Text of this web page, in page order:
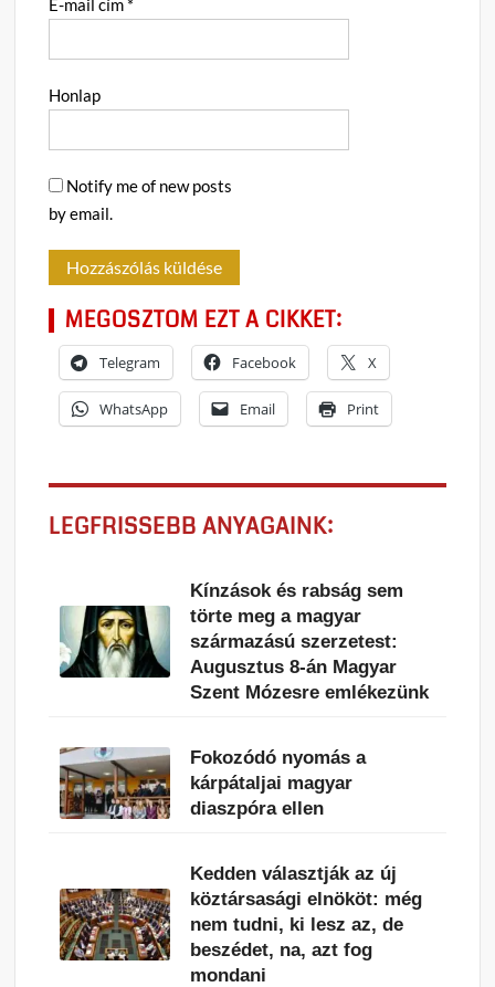
E-mail cím *
Honlap
Notify me of new posts
by email.
MEGOSZTOM EZT A CIKKET:
Telegram Facebook X
WhatsApp Email Print
LEGFRISSEBB ANYAGAINK:
Kínzások és rabság sem
törte meg a magyar
származású szerzetest:
Augusztus 8-án Magyar
Szent Mózesre emlékezünk
Fokozódó nyomás a
kárpátaljai magyar
diaszpóra ellen
Kedden választják az új
köztársasági elnököt: még
nem tudni, ki lesz az, de
beszédet, na, azt fog
mondani